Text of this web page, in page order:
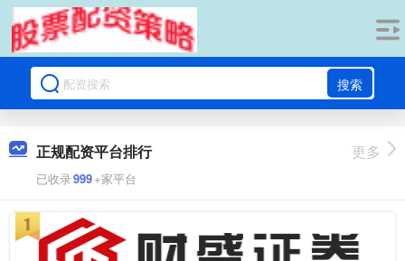
搜索
正规配资平台排行
已收录999+家平台
更多